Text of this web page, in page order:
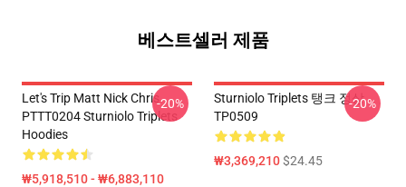
베스트셀러 제품
Let's Trip Matt Nick Chris
PTTT0204 Sturniolo Triplets
Hoodies
₩5,918,510 - ₩6,883,110
-20%
Sturniolo Triplets 탱크 정상
TP0509
₩3,369,210$24.45
-20%